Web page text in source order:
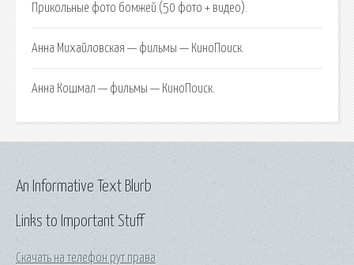
Прикольные фото бомжей (50 фото + видео).
Анна Михайловская — фильмы — КиноПоиск.
Анна Кошмал — фильмы — КиноПоиск.
Links to Important Stuff
Скачать на телефон рут права
An Informative Text Blurb